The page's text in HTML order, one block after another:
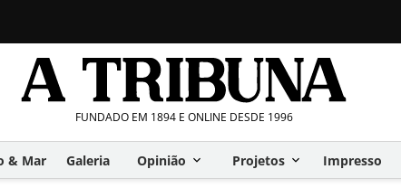
FUNDADO EM 1894 E ONLINE DESDE 1996
& Mar Galeria Opinião Projetos Impresso